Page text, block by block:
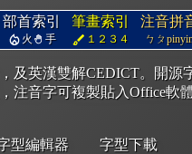
部首索引
火 手
筆畫索引
１２３４
注音拼
ㄅㄆ
及英漢雙解CEDICT。開源
，注音字可複製貼入Office軟
型編輯器 字型下載